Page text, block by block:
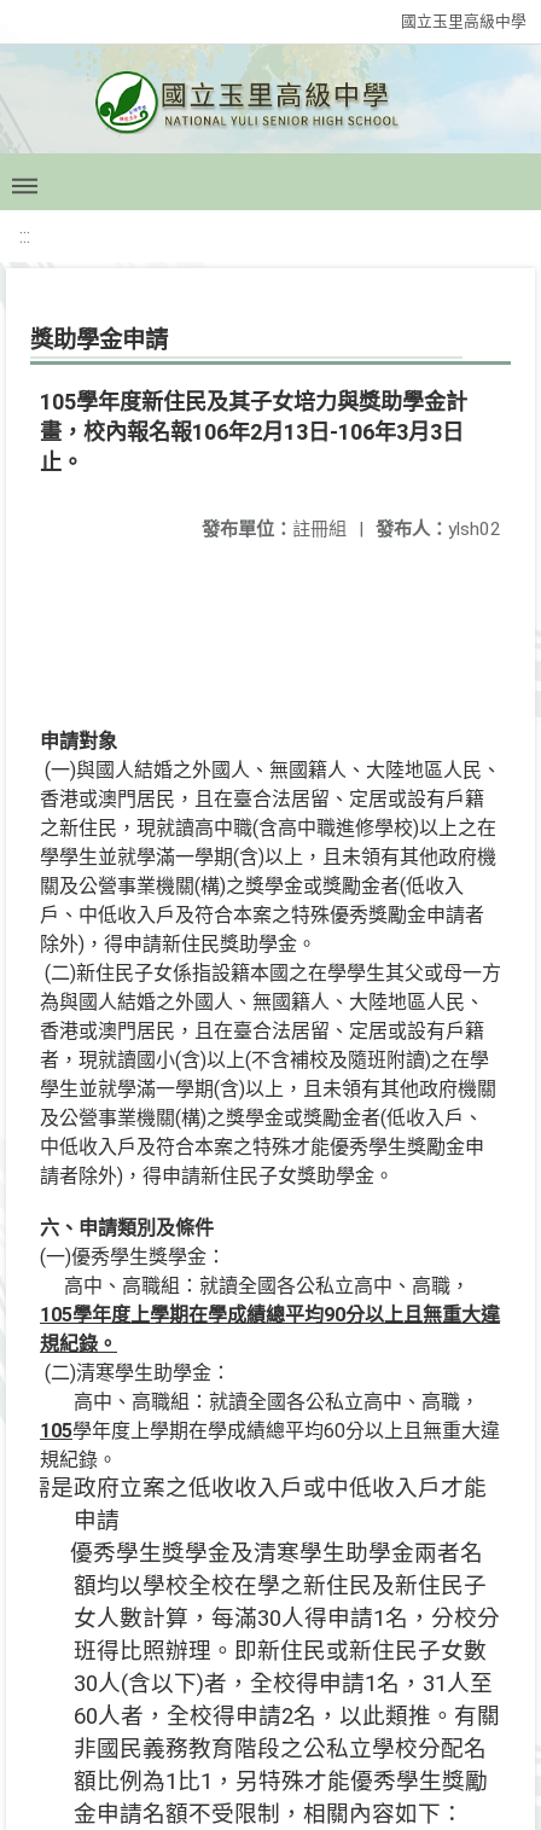
國立玉里高級中學
:::
獎助學金申請
105學年度新住民及其子女培力與獎助學金計
畫，校內報名報106年2月13日-106年3月3日
止。
發布人： ylsh02
發布單位： 註冊組 |
申請對象
(一)與國人結婚之外國人、無國籍人、大陸地區人民、
香港或澳門居民，且在臺合法居留、定居或設有戶籍
之新住民，現就讀高中職(含高中職進修學校)以上之在
學學生並就學滿一學期(含)以上，且未領有其他政府機
關及公營事業機關(構)之獎學金或獎勵金者(低收入
戶、中低收入戶及符合本案之特殊優秀獎勵金申請者
除外)，得申請新住民獎助學金。
(二)新住民子女係指設籍本國之在學學生其父或母一方
為與國人結婚之外國人、無國籍人、大陸地區人民、
香港或澳門居民，且在臺合法居留、定居或設有戶籍
者，現就讀國小(含)以上(不含補校及隨班附讀)之在學
學生並就學滿一學期(含)以上，且未領有其他政府機關
及公營事業機關(構)之獎學金或獎勵金者(低收入戶、
中低收入戶及符合本案之特殊才能優秀學生獎勵金申
請者除外)，得申請新住民子女獎助學金。
六、申請類別及條件
(一)優秀學生獎學金：
高中、高職組：就讀全國各公私立高中、高職，
105學年度上學期在學成績總平均90分以上且無重大違
規紀錄。
(二)清寒學生助學金：
高中、高職組：就讀全國各公私立高中、高職，
105學年度上學期在學成績總平均60分以上且無重大違
規紀錄。
需是政府立案之低收收入戶或中低收入戶才能
申請
優秀學生獎學金及清寒學生助學金兩者名
額均以學校全校在學之新住民及新住民子
女人數計算，每滿30人得申請1名，分校分
班得比照辦理。即新住民或新住民子女數
30人(含以下)者，全校得申請1名，31人至
60人者，全校得申請2名，以此類推。有關
非國民義務教育階段之公私立學校分配名
額比例為1比1，另特殊才能優秀學生獎勵
金申請名額不受限制，相關內容如下：